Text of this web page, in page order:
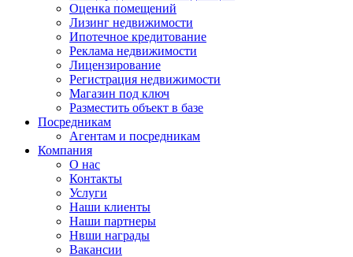
Оценка помещений
Лизинг недвижимости
Ипотечное кредитование
Реклама недвижимости
Лицензирование
Регистрация недвижимости
Магазин под ключ
Разместить объект в базе
Посредникам
Агентам и посредникам
Компания
О нас
Контакты
Услуги
Наши клиенты
Наши партнеры
Нвши награды
Вакансии